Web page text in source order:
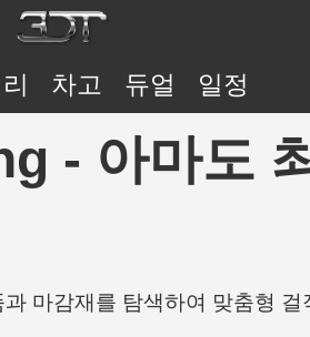
차고 듀얼 일정
- 아마도
마감재를 탐색하여 맞춤형